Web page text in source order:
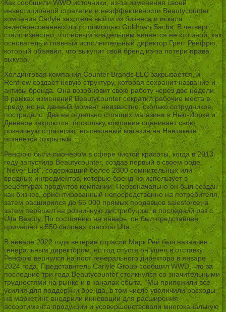
Как сообщили WWD источники, из-за изменения своей
инвестиционной стратегии и неэффективности Beautycounter
компания Carlyle захотела выйти из бизнеса и искала
заинтересованных лиц с помощью Goldman Sachs. В четверг
стало известно, что новым владельцем является не кто иной, как
основатель и главный исполнительный директор Грегг Ренфрю,
который объявил, что выкупит свой бренд из-за потери права
выкупа.
Холдинговая компания Counter Brands LLC закрывается, и
Renfrew создает новую структуру, которая сохранит название и
активы бренда. Она возобновит свою работу через две недели.
В рамках изменений Beautycounter сократил рабочие места в
среду, но на данный момент неизвестно, сколько сотрудников
пострадало. Два ее отдельно стоящих магазина в Нью-Йорке и
Денвере закроются, поскольку компания оценивает свою
розничную стратегию, но сезонный магазин на Нантакете
останется открытым.
Ренфрю была пионером в сфере чистой красоты, когда в 2013
году запустила Beautycounter, создав первый в своем роде
“Never List”, содержащий более 2800 сомнительных или
вредных ингредиентов, которые бренд не использует в
рецептурах продуктов компании. Первоначально он был создан
как бизнес, ориентированный непосредственно на потребителя,
затем расширился до 65 000 прямых продавцов salesforce, а
затем перешел на розничную дистрибуцию, в последний раз с
Ulta Beauty. По состоянию на январь, он был представлен
примерно в 550 салонах красоты Ulta.
В январе 2022 года ветеран отрасли Марк Рей был назначен
генеральным директором, но год спустя он ушел в отставку.
Ренфрю вернулся на пост генерального директора в январе
2024 года. Представитель Carlyle Group сообщил WWD, что за
последние три года Beautycounter столкнулся со значительными
трудностями на рынке и в каналах сбыта. “Мы приложили все
усилия для поддержки бренда, в том числе увеличили расходы
на маркетинг, внедрили инновации для расширения
ассортимента продукции и усовершенствовали многоканальную